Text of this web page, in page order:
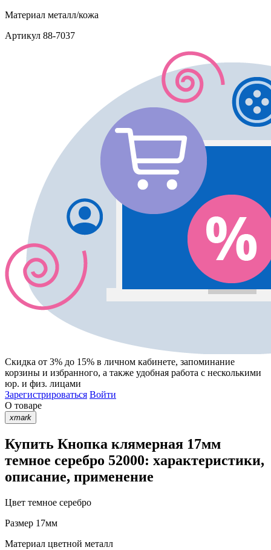
Материал металл/кожа
Артикул 88-7037
Скидка от 3% до 15% в личном кабинете, запоминание
корзины и избранного, а также удобная работа с несколькими
юр. и физ. лицами
Зарегистрироваться Войти
О товаре
xmark
Купить Кнопка клямерная 17мм
темное серебро 52000: характеристики,
описание, применение
Цвет темное серебро
Размер 17мм
Материал цветной металл